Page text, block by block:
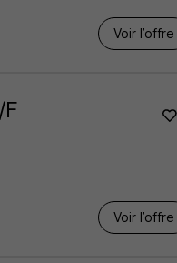
Voir l’offre
Voir l’offre